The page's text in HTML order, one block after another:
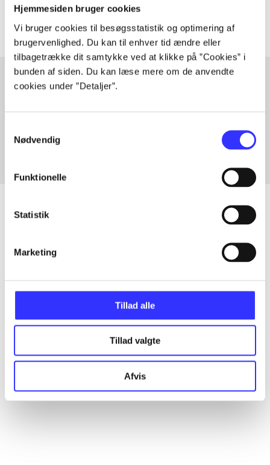
Hjemmesiden bruger cookies
Vi bruger cookies til besøgsstatistik og optimering af
brugervenlighed. Du kan til enhver tid ændre eller
tilbagetrække dit samtykke ved at klikke på ”Cookies” i
bunden af siden. Du kan læse mere om de anvendte
cookies under ”Detaljer”.
Nødvendig
Funktionelle
Statistik
Marketing
Tillad alle
Tillad valgte
Afvis
Alle registrerede artikler fordelt på udgivelser
...